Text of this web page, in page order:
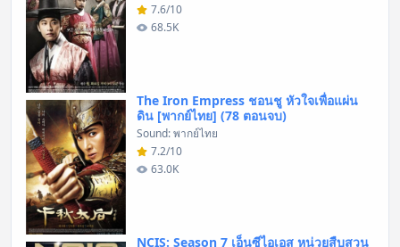
7.6/10
68.5K
The Iron Empress ชอนชู หัวใจเพื่อแผ่น
ดิน [พากย์ไทย] (78 ตอนจบ)
Sound: พากย์ไทย
7.2/10
63.0K
NCIS: Season 7 เอ็นซีไอเอส หน่วยสืบสวน